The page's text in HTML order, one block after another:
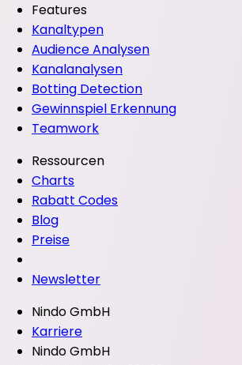
Features
Kanaltypen
Audience Analysen
Kanalanalysen
Botting Detection
Gewinnspiel Erkennung
Teamwork
Ressourcen
Charts
Rabatt Codes
Blog
Preise
Newsletter
Nindo GmbH
Karriere
Nindo GmbH